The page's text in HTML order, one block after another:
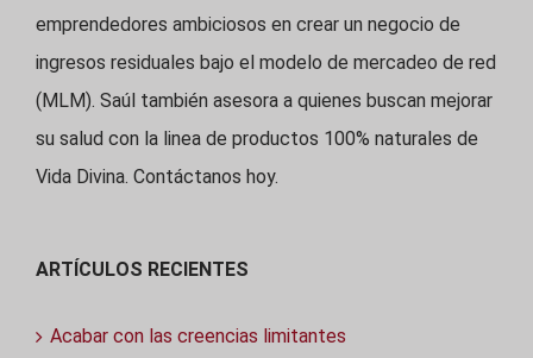
emprendedores ambiciosos en crear un negocio de
ingresos residuales bajo el modelo de mercadeo de red
(MLM). Saúl también asesora a quienes buscan mejorar
su salud con la linea de productos 100% naturales de
Vida Divina. Contáctanos hoy.
ARTÍCULOS RECIENTES
Acabar con las creencias limitantes